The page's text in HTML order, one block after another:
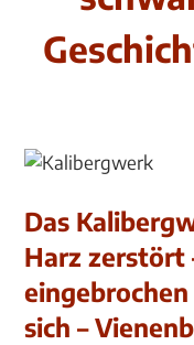
Das
Harz zerstört
sich –